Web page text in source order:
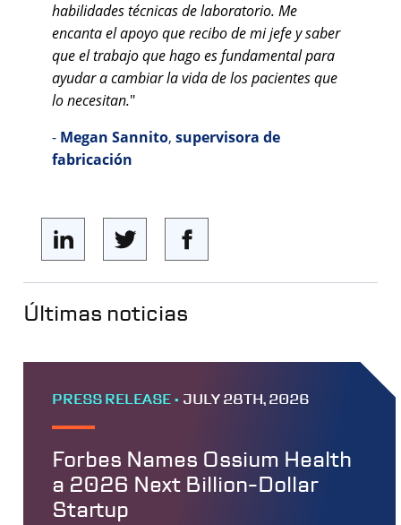
habilidades técnicas de laboratorio. Me
encanta el apoyo que recibo de mi jefe y saber
que el trabajo que hago es fundamental para
ayudar a cambiar la vida de los pacientes que
lo necesitan."
- Megan Sannito, supervisora de
fabricación
Últimas noticias
PRESS RELEASE • JULY 28TH, 2026
Forbes Names Ossium Health
a 2026 Next Billion-Dollar
Startup